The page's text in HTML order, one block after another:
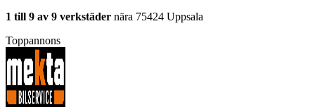
1 till 9 av 9 verkstäder nära 75424 Uppsala
Toppannons